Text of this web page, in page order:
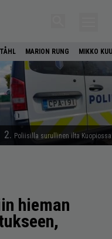
MARION RUNG MIKKO
2. Poliisilla surullinen ilta
hieman